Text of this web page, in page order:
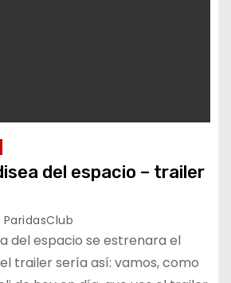
del espacio – trailer
ParidasClub
del espacio se estrenara el
trailer sería así: vamos, como